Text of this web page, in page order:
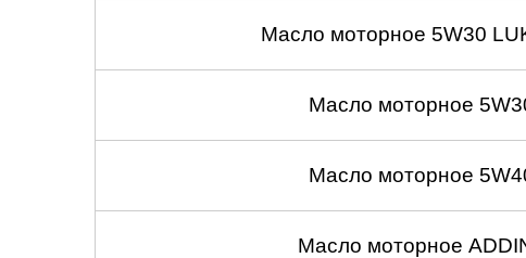
Масло моторное 5W30
Масло моторное
Масло моторное
Масло моторное